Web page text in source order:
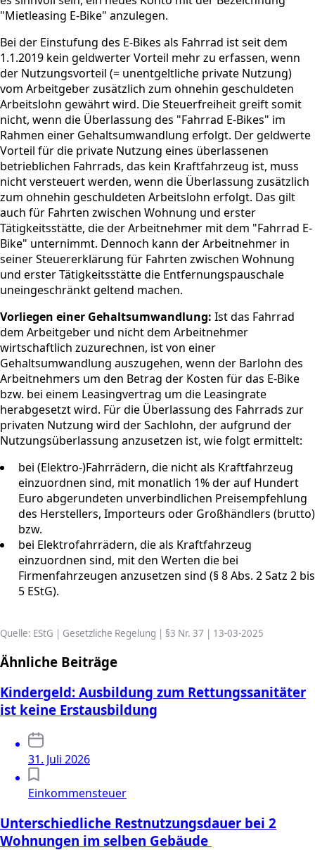
"Mietleasing E-Bike" anzulegen.
Bei der Einstufung des E-Bikes als Fahrrad ist seit dem
1.1.2019 kein geldwerter Vorteil mehr zu erfassen, wenn
der Nutzungsvorteil (= unentgeltliche private Nutzung)
vom Arbeitgeber zusätzlich zum ohnehin geschuldeten
Arbeitslohn gewährt wird. Die Steuerfreiheit greift somit
nicht, wenn die Überlassung des "Fahrrad E-Bikes" im
Rahmen einer Gehaltsumwandlung erfolgt. Der geldwerte
Vorteil für die private Nutzung eines überlassenen
betrieblichen Fahrrads, das kein Kraftfahrzeug ist, muss
nicht versteuert werden, wenn die Überlassung zusätzlich
zum ohnehin geschuldeten Arbeitslohn erfolgt. Das gilt
auch für Fahrten zwischen Wohnung und erster
Tätigkeitsstätte, die der Arbeitnehmer mit dem "Fahrrad E-
Bike" unternimmt. Dennoch kann der Arbeitnehmer in
seiner Steuererklärung für Fahrten zwischen Wohnung
und erster Tätigkeitsstätte die Entfernungspauschale
uneingeschränkt geltend machen.
Vorliegen einer Gehaltsumwandlung: Ist das Fahrrad
dem Arbeitgeber und nicht dem Arbeitnehmer
wirtschaftlich zuzurechnen, ist von einer
Gehaltsumwandlung auszugehen, wenn der Barlohn des
Arbeitnehmers um den Betrag der Kosten für das E-Bike
bzw. bei einem Leasingvertrag um die Leasingrate
herabgesetzt wird. Für die Überlassung des Fahrrads zur
privaten Nutzung wird der Sachlohn, der aufgrund der
Nutzungsüberlassung anzusetzen ist, wie folgt ermittelt:
bei (Elektro-)Fahrrädern, die nicht als Kraftfahrzeug
einzuordnen sind, mit monatlich 1% der auf Hundert
Euro abgerundeten unverbindlichen Preisempfehlung
des Herstellers, Importeurs oder Großhändlers (brutto)
bzw.
bei Elektrofahrrädern, die als Kraftfahrzeug
einzuordnen sind, mit den Werten die bei
Firmenfahrzeugen anzusetzen sind (§ 8 Abs. 2 Satz 2 bis
5 EStG).
Quelle: EStG | Gesetzliche Regelung | §3 Nr. 37 | 13-03-2025
Ähnliche Beiträge
Kindergeld: Ausbildung zum Rettungssanitäter
ist keine Erstausbildung
31. Juli 2026
Einkommensteuer
Unterschiedliche Restnutzungsdauer bei 2
Wohnungen im selben Gebäude